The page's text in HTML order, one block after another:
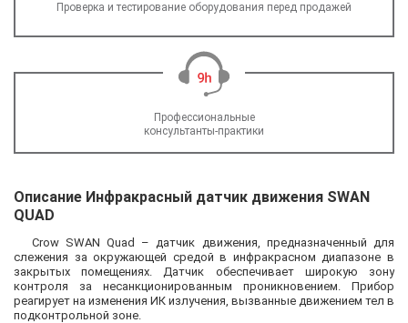
Проверка и тестирование оборудования перед продажей
Профессиональные
консультанты-практики
Описание Инфракрасный датчик движения SWAN
QUAD
Crow SWAN Quad – датчик движения, предназначенный для
слежения за окружающей средой в инфракрасном диапазоне в
закрытых помещениях. Датчик обеспечивает широкую зону
контроля за несанкционированным проникновением. Прибор
реагирует на изменения ИК излучения, вызванные движением тел в
подконтрольной зоне.